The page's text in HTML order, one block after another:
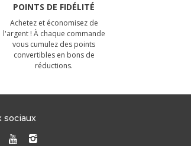
POINTS DE FIDÉLITÉ
Achetez et économisez de
l'argent ! À chaque commande
vous cumulez des points
convertibles en bons de
réductions.
sociaux